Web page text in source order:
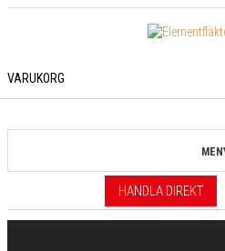
VARUKORG
HANDLA DIREKT